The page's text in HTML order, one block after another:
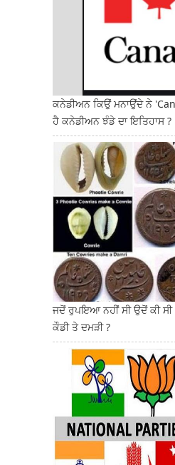
ਕਨੇਡੀਅਨ ਕਿਉਂ ਮਨਾਉਂਦੇ ਨੇ
ਹੈ ਕਨੇਡੀਅਨ ਝੰਡੇ ਦਾ ਇਤਿਹਾਸ ?
ਜਦੋਂ ਰੁਪਇਆ ਨਹੀਂ ਸੀ ਉਦੋਂ ਕੀ ਸੀ
ਕੌਡੀ ਤੇ ਦਮੜੀ ?